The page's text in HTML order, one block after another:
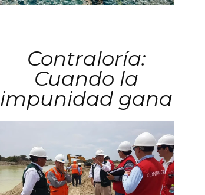
Contraloría:
Cuando la
impunidad gana